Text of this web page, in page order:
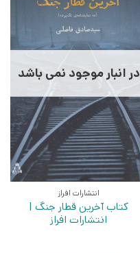
در انبار موجود نمی باشد
انتشارات افراز
کتاب آخرین قطار جنگ |
انتشارات افراز